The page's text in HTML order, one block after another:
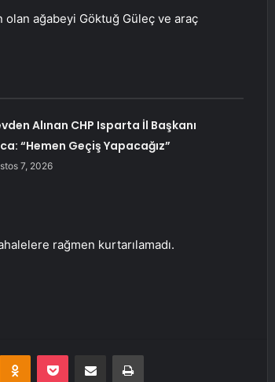
ağabeyi Göktuğ Güleç ve araç
Alınan CHP Isparta İl Başkanı
“Hemen Geçiş Yapacağız”
7, 2026
rağmen kurtarılamadı.
Odnoklassniki
Pocket E-Posta ile paylaş Yazdır